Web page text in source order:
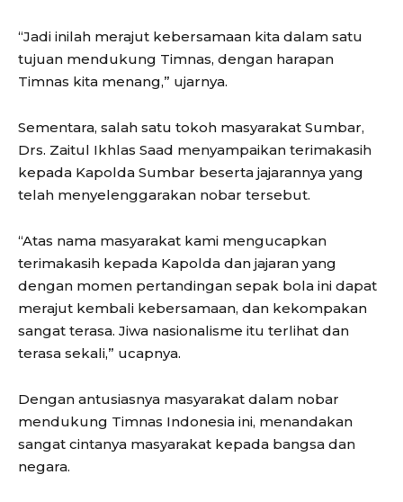
“Jadi inilah merajut kebersamaan kita dalam satu
tujuan mendukung Timnas, dengan harapan
Timnas kita menang,” ujarnya.
Sementara, salah satu tokoh masyarakat Sumbar,
Drs. Zaitul Ikhlas Saad menyampaikan terimakasih
kepada Kapolda Sumbar beserta jajarannya yang
telah menyelenggarakan nobar tersebut.
“Atas nama masyarakat kami mengucapkan
terimakasih kepada Kapolda dan jajaran yang
dengan momen pertandingan sepak bola ini dapat
merajut kembali kebersamaan, dan kekompakan
sangat terasa. Jiwa nasionalisme itu terlihat dan
terasa sekali,” ucapnya.
Dengan antusiasnya masyarakat dalam nobar
mendukung Timnas Indonesia ini, menandakan
sangat cintanya masyarakat kepada bangsa dan
negara.